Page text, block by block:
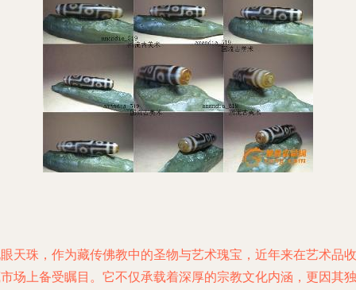
天珠，作为藏传佛教中的圣物与艺术瑰宝，近年来在艺术品收
场上备受瞩目。它不仅承载着深厚的宗教文化内涵，更因其独